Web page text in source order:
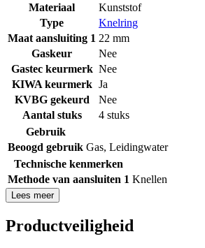
Materiaal
Kunststof
Type
Knelring
Maat aansluiting 1 22 mm
Gaskeur
Nee
Gastec keurmerk Nee
KIWA keurmerk Ja
KVBG gekeurd
Nee
Aantal stuks
4 stuks
Gebruik
Beoogd gebruik Gas, Leidingwater
Technische kenmerken
Methode van aansluiten 1 Knellen
Lees meer
Productveiligheid